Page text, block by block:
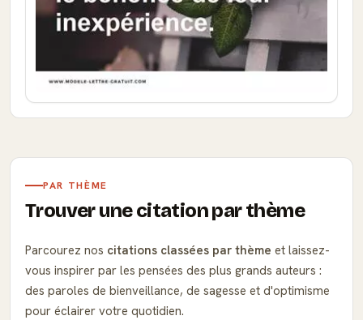
PAR THÈME
Trouver une citation par thème
Parcourez nos citations classées par thème et laissez-
vous inspirer par les pensées des plus grands auteurs :
des paroles de bienveillance, de sagesse et d'optimisme
pour éclairer votre quotidien.